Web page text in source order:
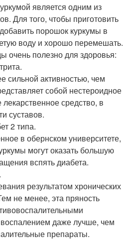
является одним из
Для того, чтобы приготовить
порошок куркумы в
воду и хорошо перемешать.
очень полезно для здоровья:
сильной активностью, чем
собой нестероидное
средство, в
суставов.
2 типа.
в обернском университете,
могут оказать большую
вспять диабета.
результатом хронических
не менее, эта пряность
даже лучше, чем
препараты.